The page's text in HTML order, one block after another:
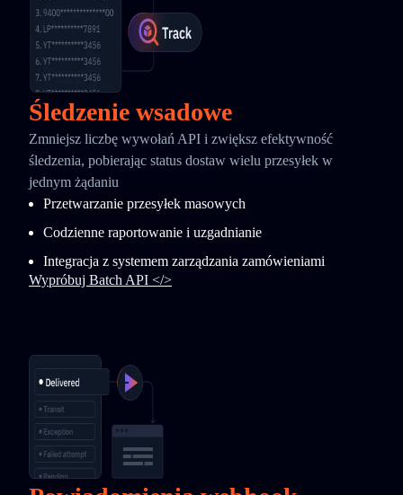
Śledzenie wsadowe
Zmniejsz liczbę wywołań API i zwiększ efektywność
śledzenia, pobierając status dostaw wielu przesyłek w
jednym żądaniu
Przetwarzanie przesyłek masowych
Codzienne raportowanie i uzgadnianie
Integracja z systemem zarządzania zamówieniami
Wypróbuj Batch API </>